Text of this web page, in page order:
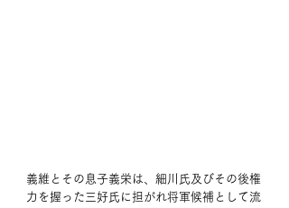
義維とその息子義栄は、細川氏及びその後権
力を握った三好氏に担がれ将軍候補として流